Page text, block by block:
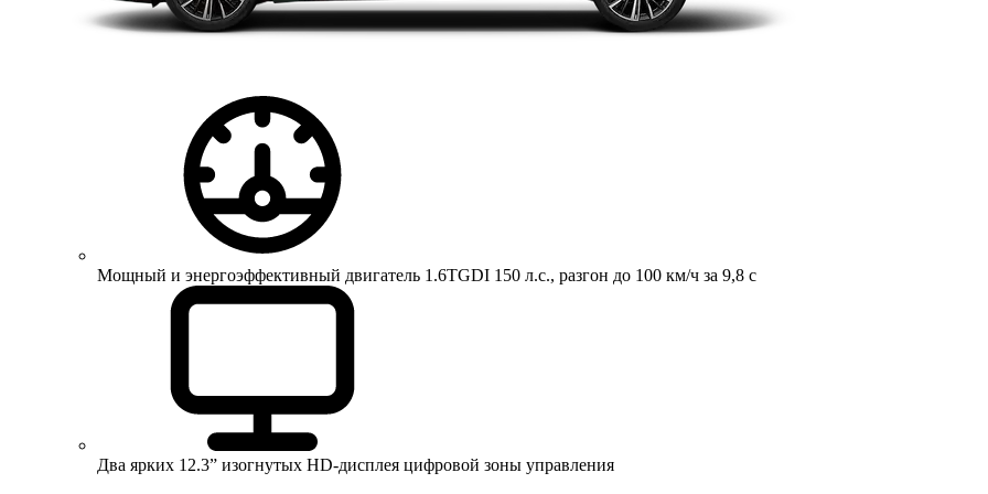
Мощный и энергоэффективный двигатель 1.6TGDI 150 л.с., разгон до 100 км/ч за 9,8 с
Два ярких 12.3” изогнутых HD-дисплея цифровой зоны управления